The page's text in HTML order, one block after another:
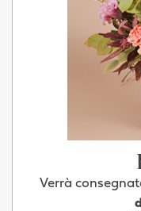
Verrà